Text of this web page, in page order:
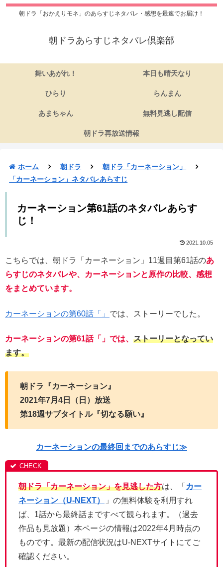
朝ドラ「おかえりモネ」のあらすじネタバレ・感想を最速でお届け！
朝ドラあらすじネタバレ倶楽部
舞いあがれ！ 本日も晴天なり
ひらり らんまん
あまちゃん 無料見逃し配信
朝ドラ再放送情報
ホーム 朝ドラ
朝ドラ「カーネーション」
「カーネーション」ネタバレあらすじ
カーネーション第61話のネタバレあらす
じ！
2021.10.05
こちらでは、朝ドラ「カーネーション」11週目第61話のあ
らすじのネタバレや、カーネーションと原作の比較、感想
をまとめています。
カーネーションの第60話「」 では、ストーリーでした。
カーネーションの第61話「」では、 ストーリーとなってい
ます。
朝ドラ『カーネーション』
2021年7月4日（日）放送
第18週サブタイトル『切なる願い』
カーネーションの最終回までのあらすじ≫
朝ドラ「カーネーション」を見逃した方は、「 カー
ネーション（U-NEXT）
」の無料体験を利用すれ
ば、1話から最終話まですべて観られます。（過去
作品も見放題）本ページの情報は2022年4月時点の
ものです。最新の配信状況はU-NEXTサイトにてご
確認ください。